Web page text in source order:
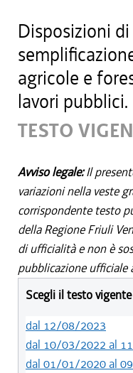
Disposizioni
agricole e
lavori pubblici.
TESTO
Avviso legale:Il
variazioni nella veste
corrispondente testo
della Regione Friuli
di ufficialità e non è
pubblicazione ufficiale
Scegli il testo
dal 12/08/2023
dal 10/03/2022 al
dal 01/01/2020 al